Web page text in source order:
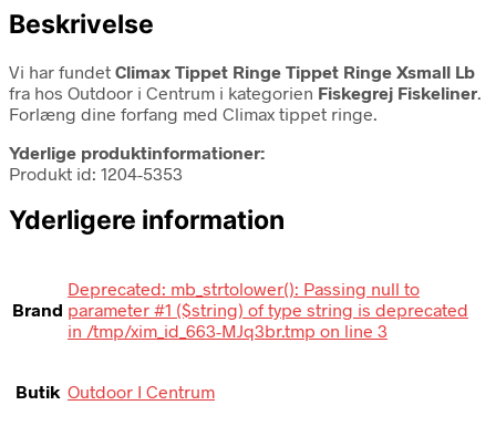
Beskrivelse
Vi har fundet Climax Tippet Ringe Tippet Ringe Xsmall Lb
fra hos Outdoor i Centrum i kategorien Fiskegrej Fiskeliner.
Forlæng dine forfang med Climax tippet ringe.
Yderlige produktinformationer:
Produkt id: 1204-5353
Yderligere information
Brand
Deprecated: mb_strtolower(): Passing null to
parameter #1 ($string) of type string is deprecated
in /tmp/xim_id_663-MJq3br.tmp on line 3
Butik Outdoor I Centrum